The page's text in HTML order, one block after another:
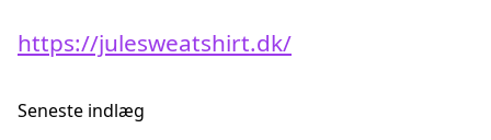
https://julesweatshirt.dk/
Seneste indlæg